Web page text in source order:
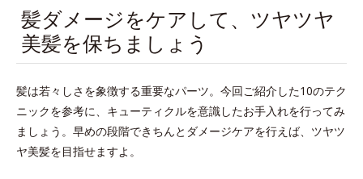
髪ダメージをケアして、ツヤツヤ
美髪を保ちましょう
髪は若々しさを象徴する重要なパーツ。今回ご紹介した10のテク
ニックを参考に、キューティクルを意識したお手入れを行ってみ
ましょう。早めの段階できちんとダメージケアを行えば、ツヤツ
ヤ美髪を目指せますよ。